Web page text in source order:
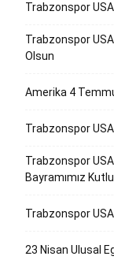
Trabzonspor
Trabzonspor
Olsun
Amerika 4
Trabzonspor
Trabzonspor
Bayramımız
Trabzonspor
23 Nisan Ulusal